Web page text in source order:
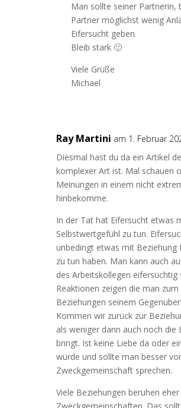
Man sollte seiner Partnerin,
Partner möglichst wenig
Eifersucht geben.
Bleib stark 🙂
Viele Grüße
Michael
Ray Martini am 1. Februar
Diesmal hast du da ein Artikel
komplexer Art ist. Mal schauen
Meinungen in einem nicht
hinbekomme.
In der Tat hat Eifersucht etwas
Selbstwertgefühl zu tun.
unbedingt etwas mit Beziehung
zu tun haben. Man kann auch
des Arbeitskollegen eifersüchtig
Reaktionen zeigen die man zum
Beziehungen seinem
Kommen wir zurück zur
als weniger dann auch noch die
bringt. Ist keine Liebe da oder
würde und sollte man besser
Zweckgemeinschaft sprechen.
Viele Beziehungen beruhen